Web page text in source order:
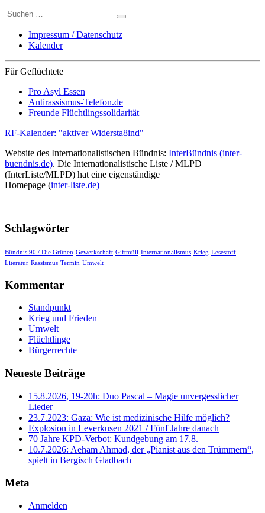
Suche
nach:
Impressum / Datenschutz
Kalender
Für Geflüchtete
Pro Asyl Essen
Antirassismus-Telefon.de
Freunde Flüchtlingssolidarität
RF-Kalender: "aktiver Widersta8ind"
Website des Internationalistischen Bündnis: InterBündnis (inter-
buendnis.de). Die Internationalistische Liste / MLPD
(InterListe/MLPD) hat eine eigenständige
Homepage (inter-liste.de)
Schlagwörter
Bündnis 90 / Die Grünen Gewerkschaft Giftmüll Internationalismus Krieg Lesestoff
Literatur Rassismus Termin Umwelt
Kommentar
Standpunkt
Krieg und Frieden
Umwelt
Flüchtlinge
Bürgerrechte
Neueste Beiträge
15.8.2026, 19-20h: Duo Pascal – Magie unvergesslicher
Lieder
23.7.2023: Gaza: Wie ist medizinische Hilfe möglich?
Explosion in Leverkusen 2021 / Fünf Jahre danach
70 Jahre KPD‑Verbot: Kundgebung am 17.8.
10.7.2026: Aeham Ahmad, der „Pianist aus den Trümmern“,
spielt in Bergisch Gladbach
Meta
Anmelden